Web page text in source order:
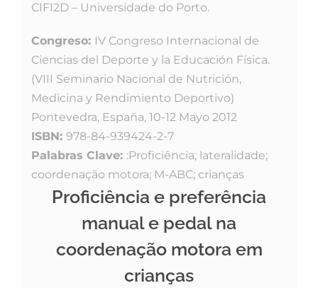
CIFI2D – Universidade do Porto.
Congreso: IV Congreso Internacional de
Ciencias del Deporte y la Educación Física.
(VIII Seminario Nacional de Nutrición,
Medicina y Rendimiento Deportivo)
Pontevedra, España, 10-12 Mayo 2012
ISBN: 978-84-939424-2-7
Palabras Clave: :Proficiência; lateralidade;
coordenação motora; M-ABC; crianças
Proficiência e preferência
manual e pedal na
coordenação motora em
crianças